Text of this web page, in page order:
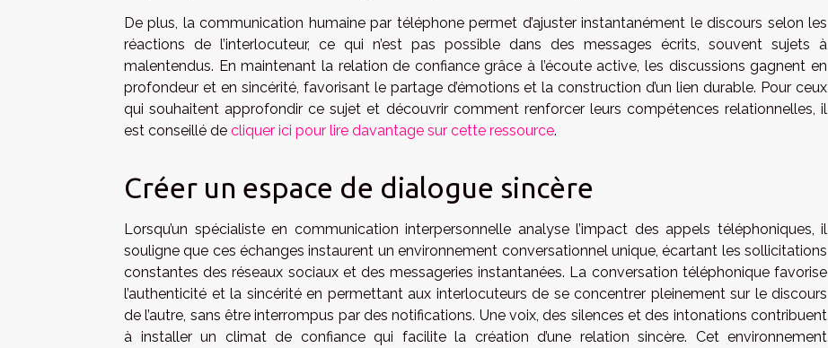
De plus, la communication humaine par téléphone permet d’ajuster instantanément le discours selon les
réactions de l’interlocuteur, ce qui n’est pas possible dans des messages écrits, souvent sujets à
malentendus. En maintenant la relation de confiance grâce à l’écoute active, les discussions gagnent en
profondeur et en sincérité, favorisant le partage d’émotions et la construction d’un lien durable. Pour ceux
qui souhaitent approfondir ce sujet et découvrir comment renforcer leurs compétences relationnelles, il
est conseillé de cliquer ici pour lire davantage sur cette ressource.
Créer un espace de dialogue sincère
Lorsqu’un spécialiste en communication interpersonnelle analyse l’impact des appels téléphoniques, il
souligne que ces échanges instaurent un environnement conversationnel unique, écartant les sollicitations
constantes des réseaux sociaux et des messageries instantanées. La conversation téléphonique favorise
l’authenticité et la sincérité en permettant aux interlocuteurs de se concentrer pleinement sur le discours
de l’autre, sans être interrompus par des notifications. Une voix, des silences et des intonations contribuent
à installer un climat de confiance qui facilite la création d’une relation sincère. Cet environnement